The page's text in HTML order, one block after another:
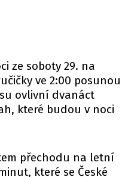
ze soboty 29. na
ve 2:00 posunou
ovlivní dvanáct
které budou v noci
přechodu na letní
které se České